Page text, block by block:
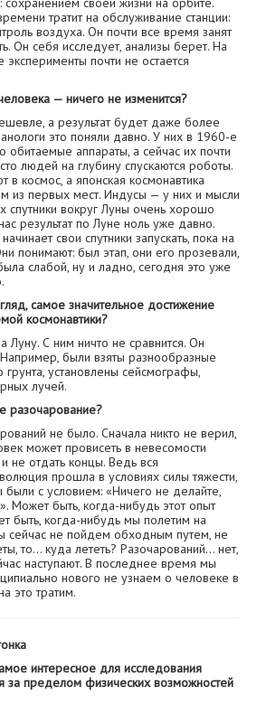
тратит на обслуживание станции:
воздуха. Он почти все время занят
Он себя исследует, анализы берет. На
эксперименты почти не остается
— ничего не изменится?
а результат будет даже более
это поняли давно. У них в 1960-е
обитаемые аппараты, а сейчас их почти
людей на глубину спускаются роботы.
в космос, а японская космонавтика
из первых мест. Индусы — у них и мысли
спутники вокруг Луны очень хорошо
результат по Луне ноль уже давно.
свои спутники запускать, пока на
понимают: был этап, они его прозевали,
слабой, ну и ладно, сегодня это уже
самое значительное достижение
космонавтики?
Луну. С ним ничто не сравнится. Он
были взяты разнообразные
установлены сейсмографы,
лучей.
разочарование?
не было. Сначала никто не верил,
может провисеть в невесомости
не отдать концы. Ведь вся
прошла в условиях силы тяжести,
с условием: «Ничего не делайте,
Может быть, когда-нибудь этот опыт
быть, когда-нибудь мы полетим на
сейчас не пойдем обходным путем, не
то… куда лететь? Разочарований… нет,
наступают. В последнее время мы
нового не узнаем о человеке в
это тратим.
интересное для исследования
за пределом физических возможностей